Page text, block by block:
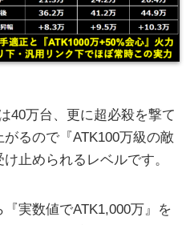
40万台、更に超必殺を撃て
るので『ATK100万級の敵
止められるレベルです。
実数値でATK1,000万』を